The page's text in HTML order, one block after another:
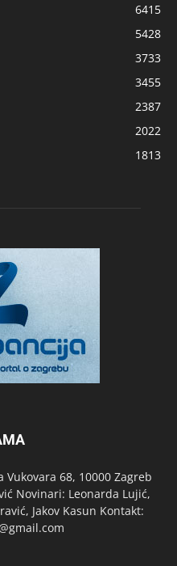
6415
5428
3733
3455
2387
2022
1813
68, 10000 Zagreb
Novinari: Leonarda Lujić,
Jakov Kasun Kontakt: